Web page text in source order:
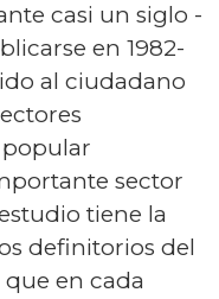
casi un siglo -
en 1982-
al ciudadano
sector
tiene la
definitorios del
en cada